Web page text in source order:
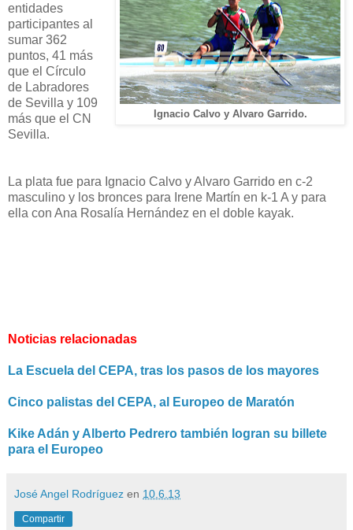
Ignacio Calvo y Alvaro Garrido.
entidades
participantes al
sumar 362
puntos, 41 más
que el Círculo
de Labradores
de Sevilla y 109
más que el CN
Sevilla.
La plata fue para Ignacio Calvo y Alvaro Garrido en c-2
masculino y los bronces para Irene Martín en k-1 A y para
ella con Ana Rosalía Hernández en el doble kayak.
Noticias relacionadas
La Escuela del CEPA, tras los pasos de los mayores
Cinco palistas del CEPA, al Europeo de Maratón
Kike Adán y Alberto Pedrero también logran su billete
para el Europeo
José Angel Rodríguez en 10.6.13
Compartir